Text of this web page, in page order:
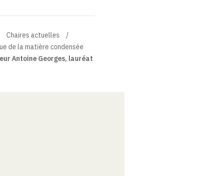
Chaires actuelles
de la matière condensée
Antoine Georges, lauréat